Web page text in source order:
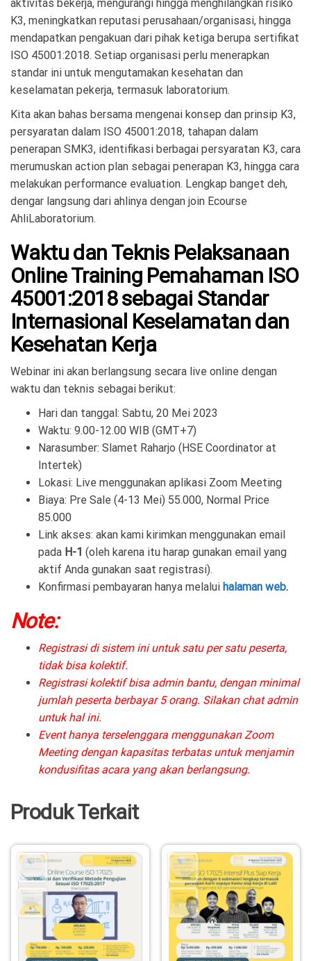
aktivitas bekerja, mengurangi hingga menghilangkan risiko
K3, meningkatkan reputasi perusahaan/organisasi, hingga
mendapatkan pengakuan dari pihak ketiga berupa sertifikat
ISO 45001:2018. Setiap organisasi perlu menerapkan
standar ini untuk mengutamakan kesehatan dan
keselamatan pekerja, termasuk laboratorium.
Kita akan bahas bersama mengenai konsep dan prinsip K3,
persyaratan dalam ISO 45001:2018, tahapan dalam
penerapan SMK3, identifikasi berbagai persyaratan K3, cara
merumuskan action plan sebagai penerapan K3, hingga cara
melakukan performance evaluation. Lengkap banget deh,
dengar langsung dari ahlinya dengan join Ecourse
AhliLaboratorium.
Waktu dan Teknis Pelaksanaan
Online Training Pemahaman ISO
45001:2018 sebagai Standar
Internasional Keselamatan dan
Kesehatan Kerja
Webinar ini akan berlangsung secara live online dengan
waktu dan teknis sebagai berikut:
Hari dan tanggal: Sabtu, 20 Mei 2023
Waktu: 9.00-12.00 WIB (GMT+7)
Narasumber: Slamet Raharjo (HSE Coordinator at
Intertek)
Lokasi: Live menggunakan aplikasi Zoom Meeting
Biaya: Pre Sale (4-13 Mei) 55.000, Normal Price
85.000
Link akses: akan kami kirimkan menggunakan email
pada H-1 (oleh karena itu harap gunakan email yang
aktif Anda gunakan saat registrasi).
Konfirmasi pembayaran hanya melalui halaman web.
Note:
Registrasi di sistem ini untuk satu per satu peserta,
tidak bisa kolektif.
Registrasi kolektif bisa admin bantu, dengan minimal
jumlah peserta berbayar 5 orang. Silakan chat admin
untuk hal ini.
Event hanya terselenggara menggunakan Zoom
Meeting dengan kapasitas terbatas untuk menjamin
kondusifitas acara yang akan berlangsung.
Produk Terkait